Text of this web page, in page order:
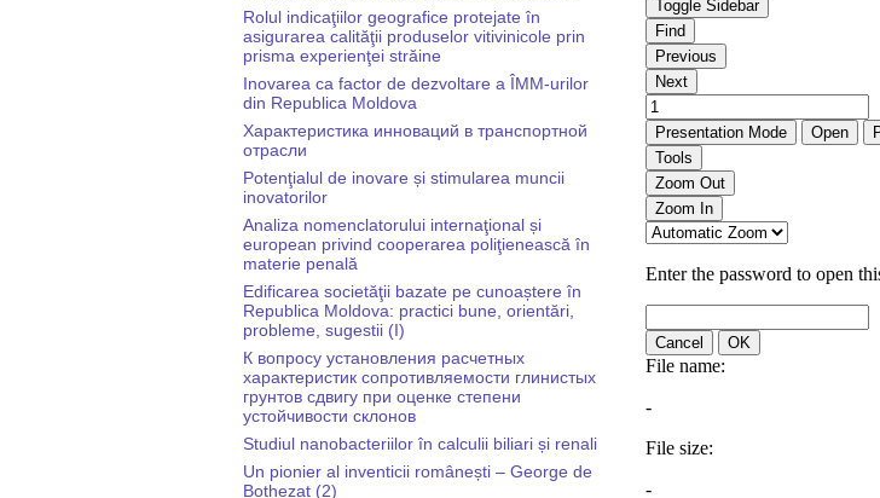
Rolul indicaţiilor geografice protejate în
asigurarea calităţii produselor vitivinicole prin
prisma experienţei străine
Inovarea ca factor de dezvoltare a ÎMM-urilor
din Republica Moldova
Характеристика инноваций в транспортной
отрасли
Potenţialul de inovare și stimularea muncii
inovatorilor
Analiza nomenclatorului internaţional și
european privind cooperarea poliţienească în
materie penală
Edificarea societăţii bazate pe cunoaștere în
Republica Moldova: practici bune, orientări,
probleme, sugestii (I)
К вопросу установления расчетных
характеристик сопротивляемости глинистых
грунтов сдвигу при оценке степени
устойчивости склонов
Studiul nanobacteriilor în calculii biliari și renali
Un pionier al inventicii românești – George de
Bothezat (2)